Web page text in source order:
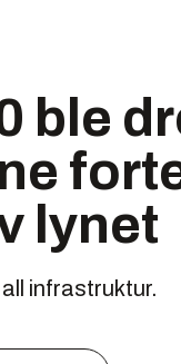
ble
lynet
infrastruktur.